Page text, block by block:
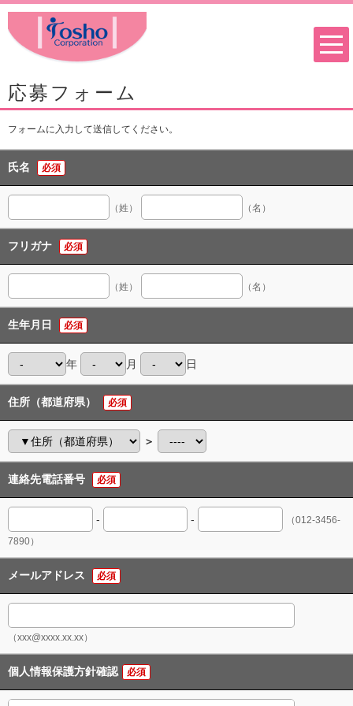
応募フォーム
フォームに入力して送信してください。
氏名 必須
（姓） （名）
フリガナ 必須
（姓） （名）
生年月日 必須
年 月 日
住所（都道府県） 必須
＞
連絡先電話番号 必須
- -
（012-3456-
7890）
メールアドレス 必須
（xxx@xxxx.xx.xx）
個人情報保護方針確認 必須